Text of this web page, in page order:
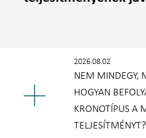
2026.08.02
NEM MINDEGY,
HOGYAN
KRONOTÍPUS A
TELJESÍTMÉNYT?